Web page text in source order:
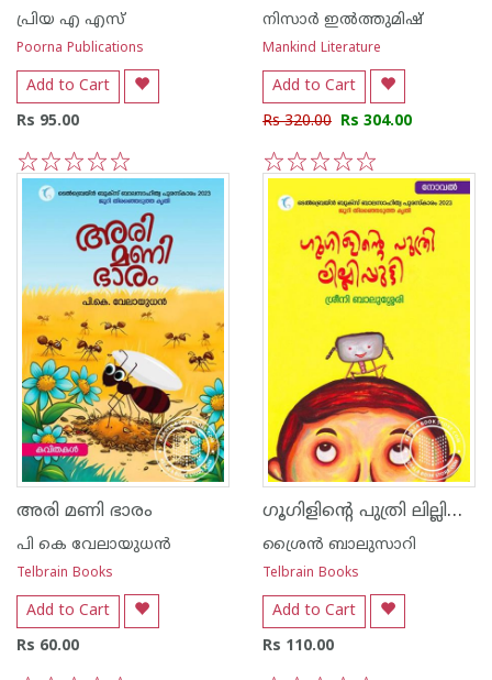
പ്രിയ എ എസ്
Poorna Publications
Add to Cart
Rs 95.00
5
4
3
2
1
നിസാർ ഇൽത്തുമിഷ്
Mankind Literature
Add to Cart
Rs 320.00 Rs 304.00
5
4
3
2
1
അരി മണി ഭാരം
പി കെ വേലായുധൻ
Telbrain Books
Add to Cart
Rs 60.00
ഗൂഗിളിന്റെ പുത്രി ലില്ലിപ്പുട്ടി
ശ്രൈൻ ബാലുസാറി
Telbrain Books
Add to Cart
Rs 110.00